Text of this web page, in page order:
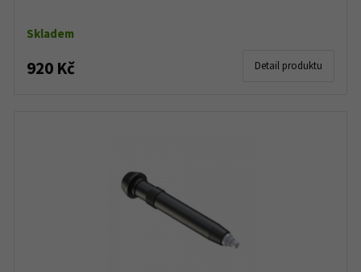
Skladem
920 Kč Detail produktu